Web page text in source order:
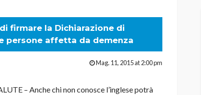
firmare la Dichiarazione di
persone affetta da demenza
Mag. 11, 2015 at 2:00 pm
– Anche chi non conosce l’inglese potrà